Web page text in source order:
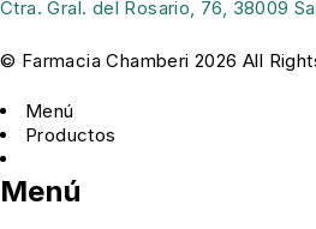
Ctra. Gral. del Rosario, 76, 38009
© Farmacia Chamberi 2026 All
Menú
Productos
Menú